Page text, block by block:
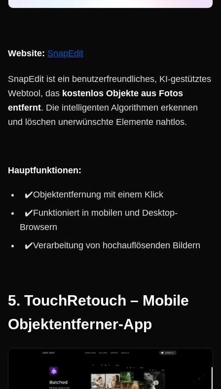
Website: SnapEdit
SnapEdit ist ein benutzerfreundliches, KI-gestütztes
Webtool, das kostenlos Objekte aus Fotos
entfernt. Die intelligenten Algorithmen erkennen
und löschen unerwünschte Elemente nahtlos.
Hauptfunktionen:
✔️Objektentfernung mit einem Klick
✔️Funktioniert in mobilen und Desktop-
Browsern
✔️Verarbeitung von hochauflösenden Bildern
5. TouchRetouch – Mobile
Objektentferner-App